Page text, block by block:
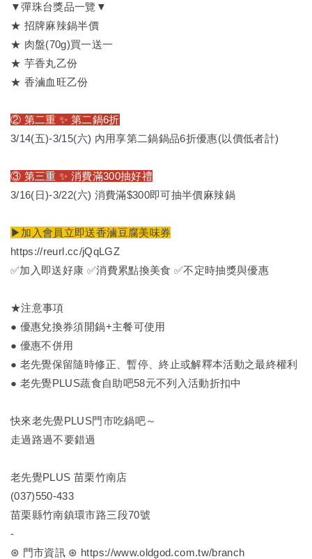
▼彈珠台獎品一覽▼
★ 招牌麻辣鍋半價
★ 肉盤(70g)買一送一
★ 芋香丸乙份
★ 香滷血旺乙份
② 第二重 ✨ 第二鍋6折
3/14(五)-3/15(六) 內用享第二鍋鍋品6折優惠(以價低者計)
③ 第三重 ✨ 消費滿300抽好禮
3/16(日)-3/22(六) 消費滿$300即可抽半價麻辣鍋
▶ 加入會員立即送香滷豆腐美味券
https://reurl.cc/jQqLGZ
✅加入即送好康 ✅消費累點換美食 ✅不定時抽獎與優惠
★注意事項
● 優惠兌換券須開鍋+主餐可使用
● 優惠不併用
● 老先覺保留隨時修正、暫停、終止或解釋本活動之最終權利
● 老先覺PLUS蔬食自助吧58元不列入活動折扣中
快來老先覺PLUS門市吃鍋吧～
走過路過不要錯過
老先覺PLUS 苗栗竹南店
(037)550-433
苗栗縣竹南鎮環市路三段70號
-
⊛ 門市資訊 ⊛ https://www.oldgod.com.tw/branch